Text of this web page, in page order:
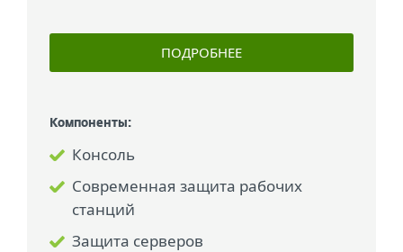
ПОДРОБНЕЕ
Компоненты:
Консоль
Современная защита рабочих
станций
Защита серверов